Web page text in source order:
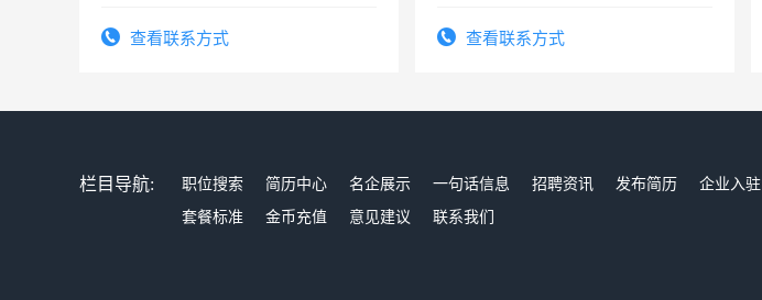
查看联系方式
电话查看联系方式
栏目导航: 职位搜索 简历中心 名企展示 一句话信息 招聘资讯 发布简历 企业入驻
套餐标准
金币充值 意见建议 联系我们